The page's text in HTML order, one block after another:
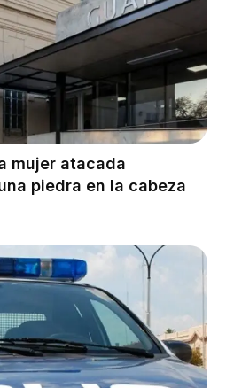
mujer atacada
piedra en la cabeza